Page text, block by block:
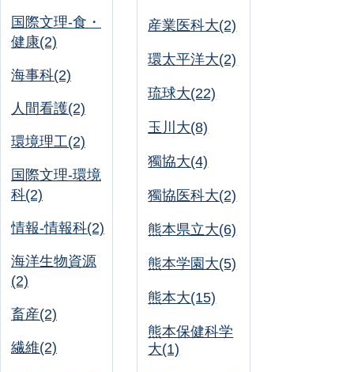
国際文理-食・
健康(2)
海事科(2)
人間看護(2)
環境理工(2)
国際文理-環境
科(2)
情報-情報科(2)
海洋生物資源
(2)
畜産(2)
繊維(2)
産業医科大(2)
環太平洋大(2)
琉球大(22)
玉川大(8)
獨協大(4)
獨協医科大(2)
熊本県立大(6)
熊本学園大(5)
熊本大(15)
熊本保健科学
大(1)